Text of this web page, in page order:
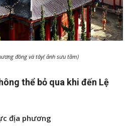
đông và tây( ảnh sưu tầm)
thể bỏ qua khi đến Lệ
địa phương